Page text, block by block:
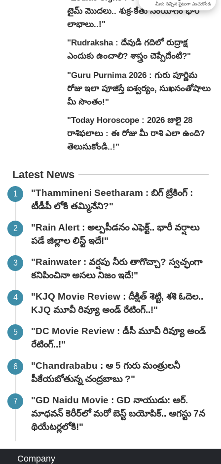
టైమ్ మొదలు.. శుక్ర-కేతు సంయోగం భారీ
లాభాలు..!"
"Rudraksha : దేవుడి గదిలో రుద్రాక్ష
ఎందుకు ఉంచాలి? శాస్త్రం చెప్పేదేంటి?"
"Guru Purnima 2026 : గురు పూర్ణిమ
రోజు ఇలా పూజిస్తే ఐశ్వర్యం, సుఖసంతోషాలు
మీ సొంతం!"
"Today Horoscope : 2026 జులై 28
రాశిఫలాలు : ఈ రోజు మీ రాశి ఎలా ఉంది?
తెలుసుకోండి..!"
Latest News
"Thammineni Seetharam : బిగ్ బ్రేకింగ్ :
టీడీపీ లోకి తమ్మినేని?"
"Rain Alert : అల్పపీడనం ఎఫెక్ట్.. భారీ వర్షాలు
పడే జిల్లాల లిస్ట్ ఇదే!"
"Rainwater : వర్షపు నీరు తాగొచ్చా? స్వచ్ఛంగా
కనిపించినా అసలు నిజం ఇదే!"
"KJQ Movie Review : దీక్షిత్ శెట్టి, శశి ఓదెల..
KJQ మూవీ రివ్యూ అండ్ రేటింగ్‌..!"
"DC Movie Review : డీసీ మూవీ రివ్యూ అండ్
రేటింగ్‌..!"
"Chandrababu : ఆ 5 గురు మంత్రులనీ
పీకేయబోతున్న చంద్రబాబు ?"
"GD Naidu Movie : GD నాయుడు: ఆర్.
మాధవన్‌ కెరీర్‌లో మరో బెస్ట్ బయోపిక్.. ఆగస్టు 7న
థియేటర్లలోకి!"
Company
మీకు నచ్చిన సైటుగా ఎంచుకోండి